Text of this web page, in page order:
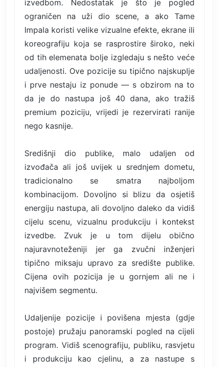
izvedbom. Nedostatak je što je pogled
ograničen na uži dio scene, a ako Tame
Impala koristi velike vizualne efekte, ekrane ili
koreografiju koja se rasprostire široko, neki
od tih elemenata bolje izgledaju s nešto veće
udaljenosti. Ove pozicije su tipično najskuplje
i prve nestaju iz ponude — s obzirom na to
da je do nastupa još 40 dana, ako tražiš
premium poziciju, vrijedi je rezervirati ranije
nego kasnije.
Središnji dio publike, malo udaljen od
izvođača ali još uvijek u srednjem dometu,
tradicionalno se smatra najboljom
kombinacijom. Dovoljno si blizu da osjetiš
energiju nastupa, ali dovoljno daleko da vidiš
cijelu scenu, vizualnu produkciju i kontekst
izvedbe. Zvuk je u tom dijelu obično
najuravnoteženiji jer ga zvučni inženjeri
tipično miksaju upravo za središte publike.
Cijena ovih pozicija je u gornjem ali ne i
najvišem segmentu.
Udaljenije pozicije i povišena mjesta (gdje
postoje) pružaju panoramski pogled na cijeli
program. Vidiš scenografiju, publiku, rasvjetu
i produkciju kao cjelinu, a za nastupe s